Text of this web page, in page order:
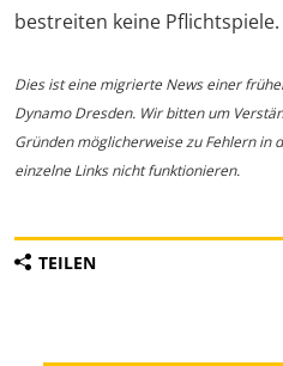
bestreiten keine Pflichtspiele.
Dies ist eine migrierte News einer
Dynamo Dresden. Wir bitten um
Gründen möglicherweise zu Fehlern in
einzelne Links nicht funktionieren.
TEILEN